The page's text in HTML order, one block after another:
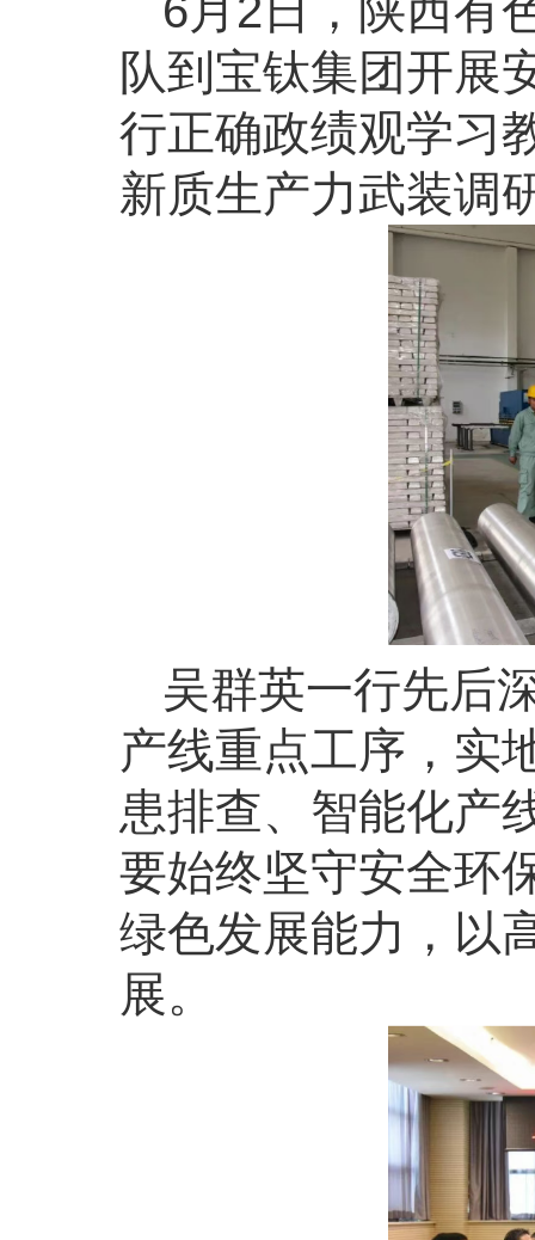
6月2日，陕西有
队到宝钛集团开展
行正确政绩观学习
新质生产力武装调
吴群英一行先后
产线重点工序，实
患排查、智能化产
要始终坚守安全环
绿色发展能力，以
展。